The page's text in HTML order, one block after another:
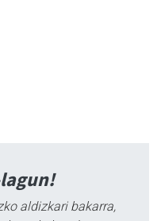
aldizkari bakarra,